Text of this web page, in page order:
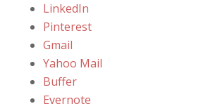
LinkedIn
Pinterest
Gmail
Yahoo Mail
Buffer
Evernote